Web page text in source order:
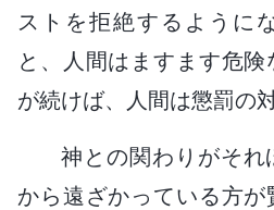
ストを拒絶するように
と、人間はますます危
が続けば、人間は懲罰の
神との関わりがそれ
から遠ざかっている方